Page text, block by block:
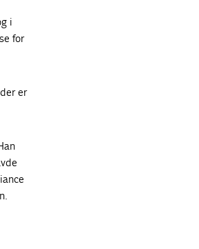
i
for
er